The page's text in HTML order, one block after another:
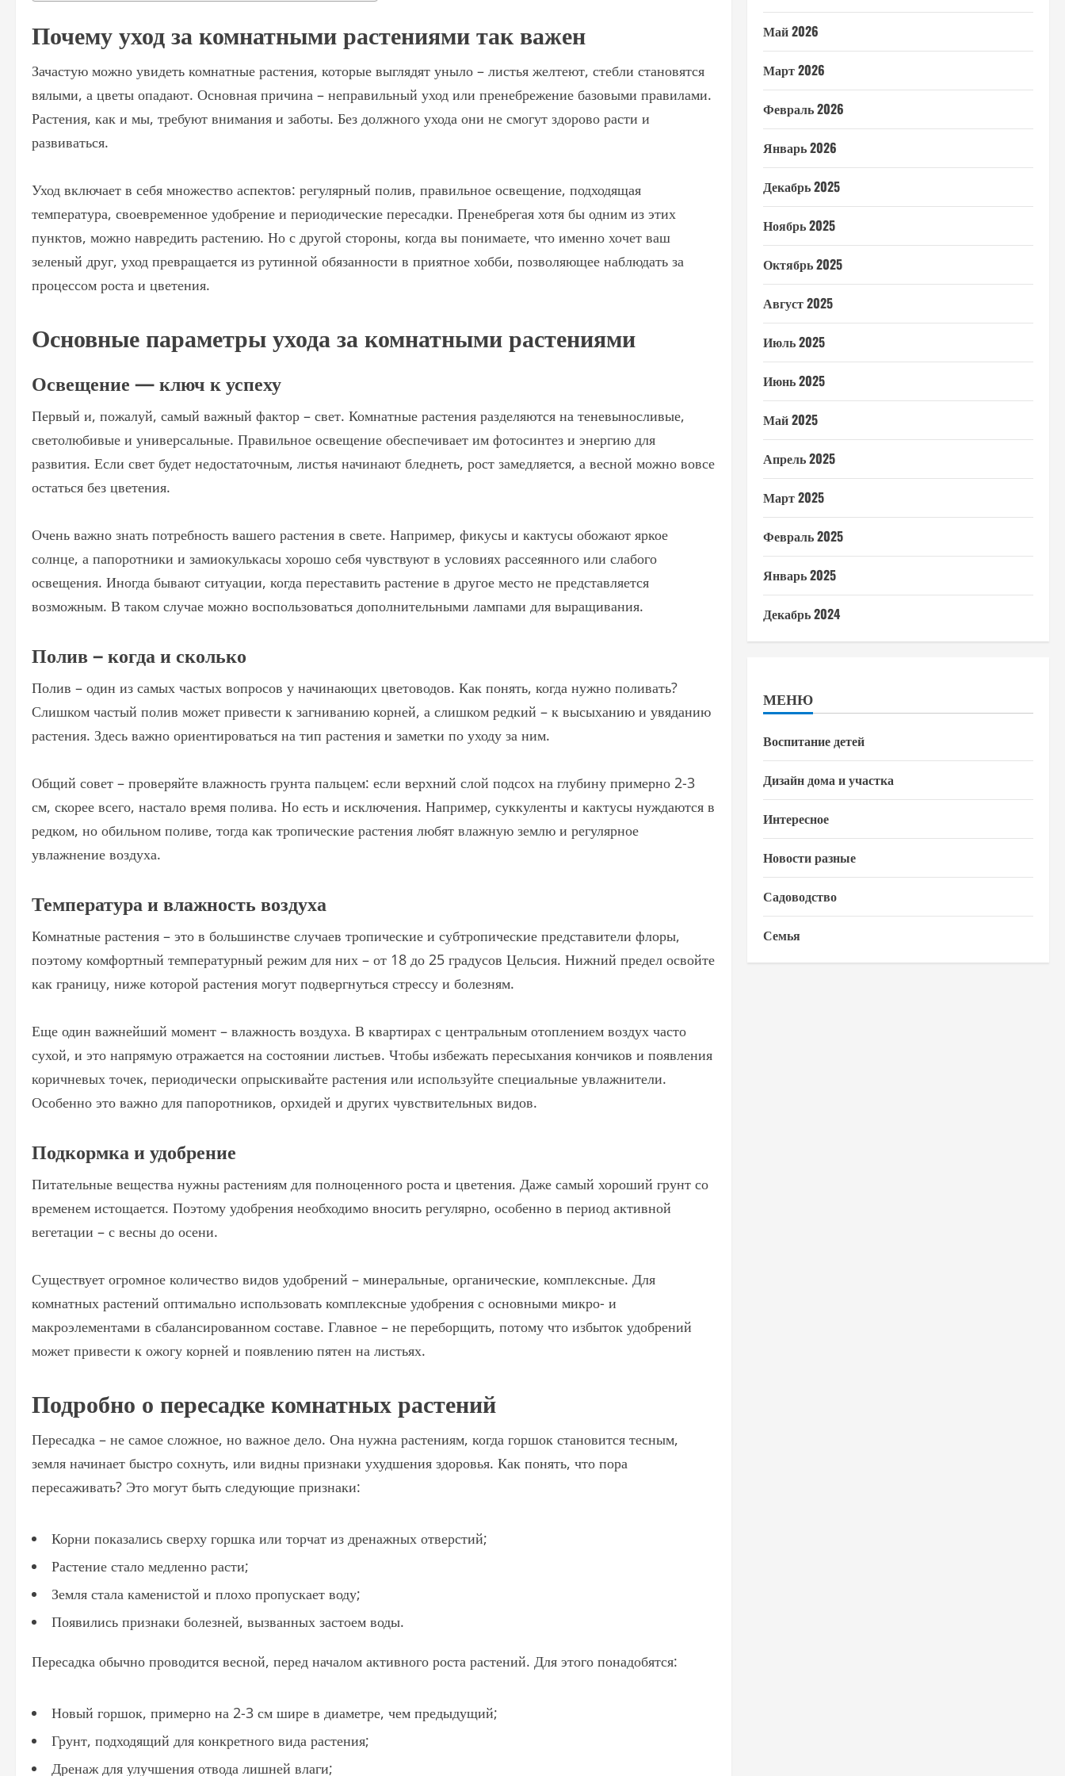
Почему уход за комнатными растениями так важен
Зачастую можно увидеть комнатные растения, которые выглядят уныло – листья желтеют, стебли становятся
вялыми, а цветы опадают. Основная причина – неправильный уход или пренебрежение базовыми правилами.
Растения, как и мы, требуют внимания и заботы. Без должного ухода они не смогут здорово расти и
развиваться.
Уход включает в себя множество аспектов: регулярный полив, правильное освещение, подходящая
температура, своевременное удобрение и периодические пересадки. Пренебрегая хотя бы одним из этих
пунктов, можно навредить растению. Но с другой стороны, когда вы понимаете, что именно хочет ваш
зеленый друг, уход превращается из рутинной обязанности в приятное хобби, позволяющее наблюдать за
процессом роста и цветения.
Основные параметры ухода за комнатными растениями
Освещение — ключ к успеху
Первый и, пожалуй, самый важный фактор – свет. Комнатные растения разделяются на теневыносливые,
светолюбивые и универсальные. Правильное освещение обеспечивает им фотосинтез и энергию для
развития. Если свет будет недостаточным, листья начинают бледнеть, рост замедляется, а весной можно вовсе
остаться без цветения.
Очень важно знать потребность вашего растения в свете. Например, фикусы и кактусы обожают яркое
солнце, а папоротники и замиокулькасы хорошо себя чувствуют в условиях рассеянного или слабого
освещения. Иногда бывают ситуации, когда переставить растение в другое место не представляется
возможным. В таком случае можно воспользоваться дополнительными лампами для выращивания.
Полив – когда и сколько
Полив – один из самых частых вопросов у начинающих цветоводов. Как понять, когда нужно поливать?
Слишком частый полив может привести к загниванию корней, а слишком редкий – к высыханию и увяданию
растения. Здесь важно ориентироваться на тип растения и заметки по уходу за ним.
Общий совет – проверяйте влажность грунта пальцем: если верхний слой подсох на глубину примерно 2-3
см, скорее всего, настало время полива. Но есть и исключения. Например, суккуленты и кактусы нуждаются в
редком, но обильном поливе, тогда как тропические растения любят влажную землю и регулярное
увлажнение воздуха.
Температура и влажность воздуха
Комнатные растения – это в большинстве случаев тропические и субтропические представители флоры,
поэтому комфортный температурный режим для них – от 18 до 25 градусов Цельсия. Нижний предел освойте
как границу, ниже которой растения могут подвергнуться стрессу и болезням.
Еще один важнейший момент – влажность воздуха. В квартирах с центральным отоплением воздух часто
сухой, и это напрямую отражается на состоянии листьев. Чтобы избежать пересыхания кончиков и появления
коричневых точек, периодически опрыскивайте растения или используйте специальные увлажнители.
Особенно это важно для папоротников, орхидей и других чувствительных видов.
Подкормка и удобрение
Питательные вещества нужны растениям для полноценного роста и цветения. Даже самый хороший грунт со
временем истощается. Поэтому удобрения необходимо вносить регулярно, особенно в период активной
вегетации – с весны до осени.
Существует огромное количество видов удобрений – минеральные, органические, комплексные. Для
комнатных растений оптимально использовать комплексные удобрения с основными микро- и
макроэлементами в сбалансированном составе. Главное – не переборщить, потому что избыток удобрений
может привести к ожогу корней и появлению пятен на листьях.
Подробно о пересадке комнатных растений
Пересадка – не самое сложное, но важное дело. Она нужна растениям, когда горшок становится тесным,
земля начинает быстро сохнуть, или видны признаки ухудшения здоровья. Как понять, что пора
пересаживать? Это могут быть следующие признаки:
Корни показались сверху горшка или торчат из дренажных отверстий;
Растение стало медленно расти;
Земля стала каменистой и плохо пропускает воду;
Появились признаки болезней, вызванных застоем воды.
Пересадка обычно проводится весной, перед началом активного роста растений. Для этого понадобятся:
Новый горшок, примерно на 2-3 см шире в диаметре, чем предыдущий;
Грунт, подходящий для конкретного вида растения;
Дренаж для улучшения отвода лишней влаги;
Май 2026
Март 2026
Февраль 2026
Январь 2026
Декабрь 2025
Ноябрь 2025
Октябрь 2025
Август 2025
Июль 2025
Июнь 2025
Май 2025
Апрель 2025
Март 2025
Февраль 2025
Январь 2025
Декабрь 2024
МЕНЮ
Воспитание детей
Дизайн дома и участка
Интересное
Новости разные
Садоводство
Семья